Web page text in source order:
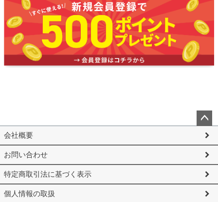
ペー
ップ
へ
会社概要
お問い合わせ
特定商取引法に基づく表示
個人情報の取扱